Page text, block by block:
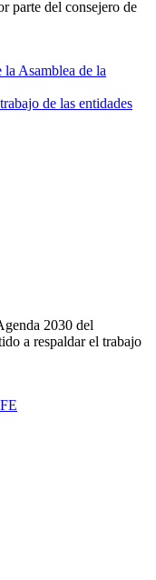
parte del consejero de
de las entidades
2030 del
a respaldar el trabajo